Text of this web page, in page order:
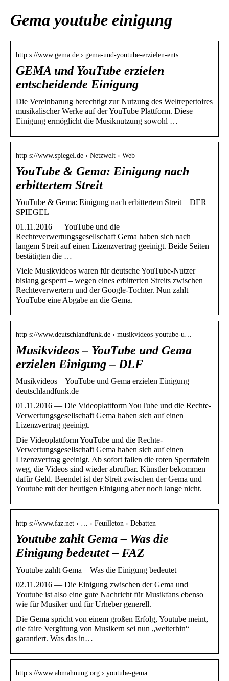
Gema youtube einigung
http s://www.gema.de › gema-und-youtube-erzielen-ents…
GEMA und YouTube erzielen
entscheidende Einigung
Die Vereinbarung berechtigt zur Nutzung des Weltrepertoires
musikalischer Werke auf der YouTube Plattform. Diese
Einigung ermöglicht die Musiknutzung sowohl …
http s://www.spiegel.de › Netzwelt › Web
YouTube & Gema: Einigung nach
erbittertem Streit
YouTube & Gema: Einigung nach erbittertem Streit – DER
SPIEGEL
01.11.2016 — YouTube und die
Rechteverwertungsgesellschaft Gema haben sich nach
langem Streit auf einen Lizenzvertrag geeinigt. Beide Seiten
bestätigten die …
Viele Musikvideos waren für deutsche YouTube-Nutzer
bislang gesperrt – wegen eines erbitterten Streits zwischen
Rechteverwertern und der Google-Tochter. Nun zahlt
YouTube eine Abgabe an die Gema.
http s://www.deutschlandfunk.de › musikvideos-youtube-u…
Musikvideos – YouTube und Gema
erzielen Einigung – DLF
Musikvideos – YouTube und Gema erzielen Einigung |
deutschlandfunk.de
01.11.2016 — Die Videoplattform YouTube und die Rechte-
Verwertungsgesellschaft Gema haben sich auf einen
Lizenzvertrag geeinigt.
Die Videoplattform YouTube und die Rechte-
Verwertungsgesellschaft Gema haben sich auf einen
Lizenzvertrag geeinigt. Ab sofort fallen die roten Sperrtafeln
weg, die Videos sind wieder abrufbar. Künstler bekommen
dafür Geld. Beendet ist der Streit zwischen der Gema und
Youtube mit der heutigen Einigung aber noch lange nicht.
http s://www.faz.net › … › Feuilleton › Debatten
Youtube zahlt Gema – Was die
Einigung bedeutet – FAZ
Youtube zahlt Gema – Was die Einigung bedeutet
02.11.2016 — Die Einigung zwischen der Gema und
Youtube ist also eine gute Nachricht für Musikfans ebenso
wie für Musiker und für Urheber generell.
Die Gema spricht von einem großen Erfolg, Youtube meint,
die faire Vergütung von Musikern sei nun „weiterhin“
garantiert. Was das in…
http s://www.abmahnung.org › youtube-gema